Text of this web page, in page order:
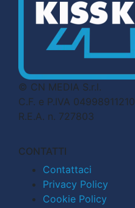
© CN MEDIA S.r.l.
C.F. e P.IVA 04998911210
R.E.A. n. 727803
CONTATTI
Contattaci
Privacy Policy
Cookie Policy